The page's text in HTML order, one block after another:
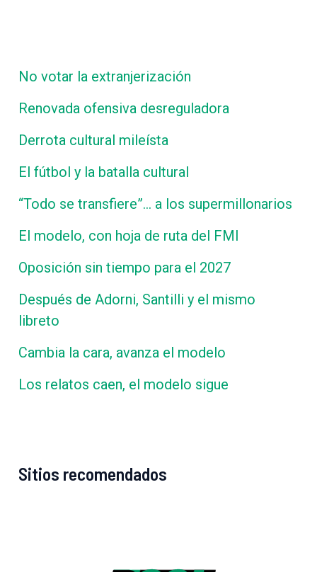
No votar la extranjerización
Renovada ofensiva desreguladora
Derrota cultural mileísta
El fútbol y la batalla cultural
“Todo se transfiere”… a los supermillonarios
El modelo, con hoja de ruta del FMI
Oposición sin tiempo para el 2027
Después de Adorni, Santilli y el mismo
libreto
Cambia la cara, avanza el modelo
Los relatos caen, el modelo sigue
Sitios recomendados